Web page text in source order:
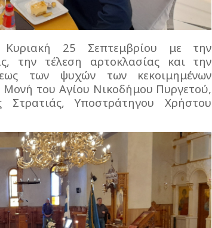
25 Σεπτεμβρίου με την
την τέλεση αρτοκλασίας και την
των ψυχών των κεκοιμημένων
του Αγίου Νικοδήμου Πυργετού,
Υποστράτηγου Χρήστου